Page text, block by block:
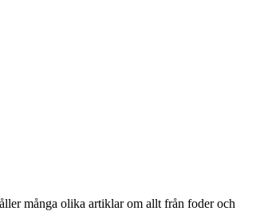
många olika artiklar om allt från foder och